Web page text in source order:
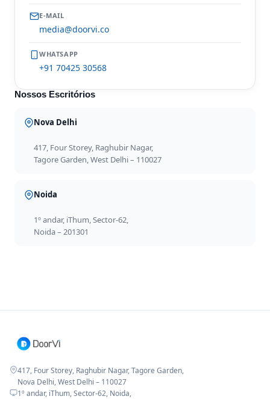
E-MAIL
media@doorvi.co
WHATSAPP
+91 70425 30568
Nossos Escritórios
Nova Delhi
417, Four Storey, Raghubir Nagar,
Tagore Garden, West Delhi – 110027
Noida
1º andar, iThum, Sector-62,
Noida – 201301
417, Four Storey, Raghubir Nagar, Tagore Garden,
Nova Delhi, West Delhi – 110027
1º andar, iThum, Sector-62, Noida,